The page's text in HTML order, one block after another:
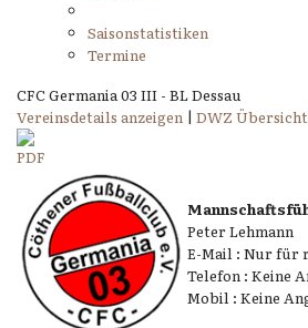
Saisonstatistiken
Termine
CFC Germania 03 III - BL Dessau
Vereinsdetails anzeigen | DWZ Übersicht
Peter Lehmann
E-Mail : Nur für
Telefon : Keine
Mobil : Keine